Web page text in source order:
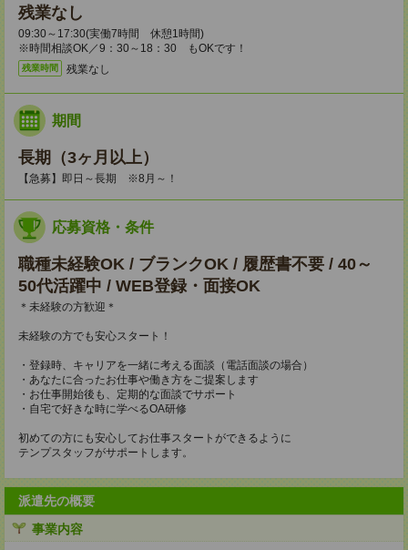
残業なし
09:30～17:30(実働7時間 休憩1時間)
※時間相談OK／9：30～18：30 もOKです！
残業時間 残業なし
期間
長期（3ヶ月以上）
【急募】即日～長期 ※8月～！
応募資格・条件
職種未経験OK / ブランクOK / 履歴書不要 / 40～
50代活躍中 / WEB登録・面接OK
＊未経験の方歓迎＊
未経験の方でも安心スタート！
・登録時、キャリアを一緒に考える面談（電話面談の場合）
・あなたに合ったお仕事や働き方をご提案します
・お仕事開始後も、定期的な面談でサポート
・自宅で好きな時に学べるOA研修
初めての方にも安心してお仕事スタートができるように
テンプスタッフがサポートします。
派遣先の概要
事業内容